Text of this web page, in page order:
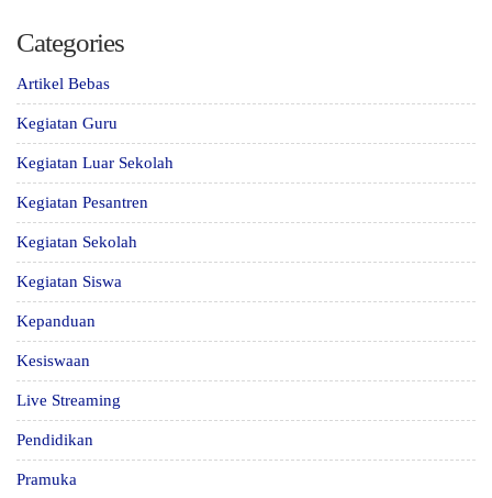
Categories
Artikel Bebas
Kegiatan Guru
Kegiatan Luar Sekolah
Kegiatan Pesantren
Kegiatan Sekolah
Kegiatan Siswa
Kepanduan
Kesiswaan
Live Streaming
Pendidikan
Pramuka